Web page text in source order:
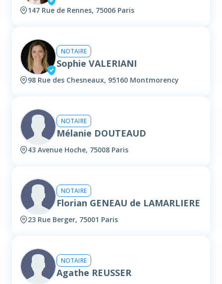
147 Rue de Rennes, 75006 Paris
NOTAIRE
Sophie VALERIANI
98 Rue des Chesneaux, 95160 Montmorency
NOTAIRE
Mélanie DOUTEAUD
43 Avenue Hoche, 75008 Paris
NOTAIRE
Florian GENEAU de LAMARLIERE
23 Rue Berger, 75001 Paris
NOTAIRE
Agathe REUSSER